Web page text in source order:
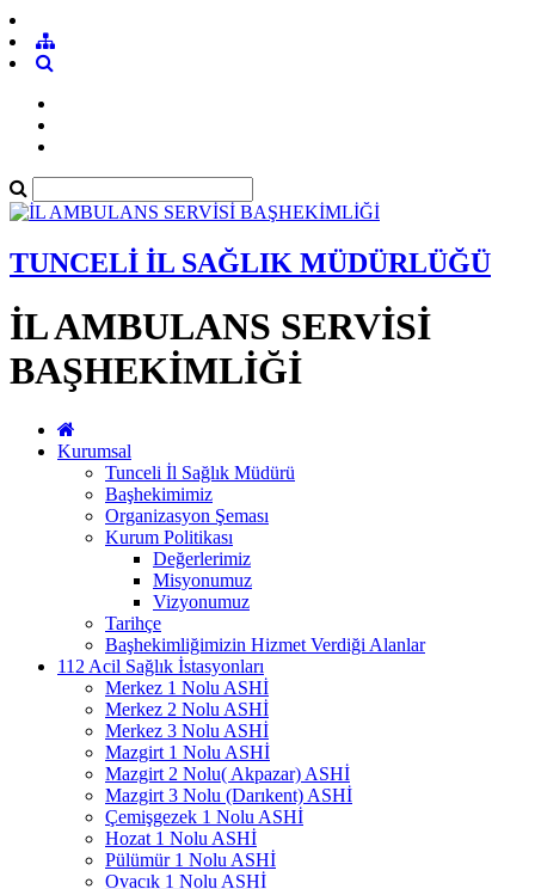
TUNCELİ İL SAĞLIK MÜDÜRLÜĞÜ
İL AMBULANS SERVİSİ
BAŞHEKİMLİĞİ
Kurumsal
Tunceli İl Sağlık Müdürü
Başhekimimiz
Organizasyon Şeması
Kurum Politikası
Değerlerimiz
Misyonumuz
Vizyonumuz
Tarihçe
Başhekimliğimizin Hizmet Verdiği Alanlar
112 Acil Sağlık İstasyonları
Merkez 1 Nolu ASHİ
Merkez 2 Nolu ASHİ
Merkez 3 Nolu ASHİ
Mazgirt 1 Nolu ASHİ
Mazgirt 2 Nolu( Akpazar) ASHİ
Mazgirt 3 Nolu (Darıkent) ASHİ
Çemişgezek 1 Nolu ASHİ
Hozat 1 Nolu ASHİ
Pülümür 1 Nolu ASHİ
Ovacık 1 Nolu ASHİ